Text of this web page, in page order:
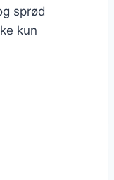
sprød
kun